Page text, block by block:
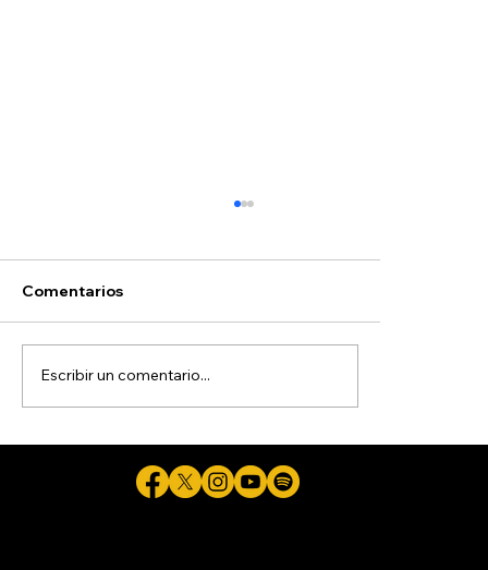
con aspiraciones electorales
Comentarios
Escribir un comentario...